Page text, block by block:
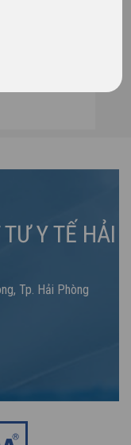
Y TẾ HẢI
Tp. Hải Phòng